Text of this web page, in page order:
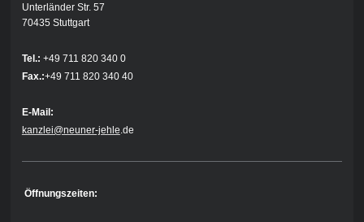
Unterländer Str. 57
70435 Stuttgart
Tel.: +49 711 820 340 0
Fax.:+49 711 820 340 40
E-Mail:
kanzlei@neuner-jehle .de
Öffnungszeiten: